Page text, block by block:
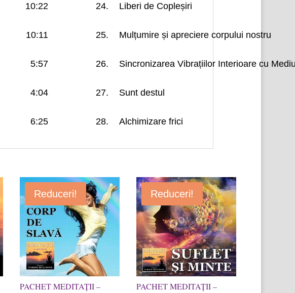
10:22 24. Liberi de Copleșiri
10:11 25. Mulțumire și apreciere corpului nostru
5:57 26. Sincronizarea Vibrațiilor Interioare cu
4:04 27. Sunt destul
6:25 28. Alchimizare frici
Reduceri!
PACHET MEDITAȚII –
Reduceri!
PACHET MEDITAȚII –